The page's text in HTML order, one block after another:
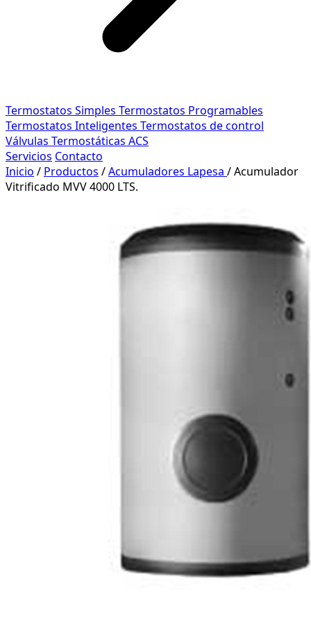
Termostatos Simples Termostatos Programables
Termostatos Inteligentes Termostatos de control
Válvulas Termostáticas ACS
Servicios Contacto
Inicio / Productos /Acumuladores Lapesa /Acumulador
Vitrificado MVV 4000 LTS.